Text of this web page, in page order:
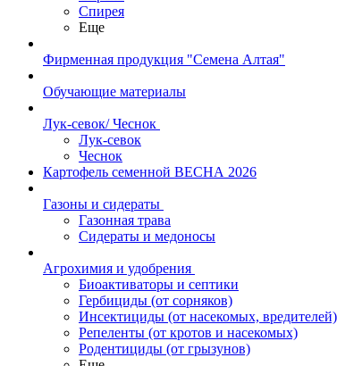
Спирея
Еще
Фирменная продукция "Семена Алтая"
Обучающие материалы
Лук-севок/ Чеснок
Лук-севок
Чеснок
Картофель семенной ВЕСНА 2026
Газоны и сидераты
Газонная трава
Сидераты и медоносы
Агрохимия и удобрения
Биоактиваторы и септики
Гербициды (от сорняков)
Инсектициды (от насекомых, вредителей)
Репеленты (от кротов и насекомых)
Родентициды (от грызунов)